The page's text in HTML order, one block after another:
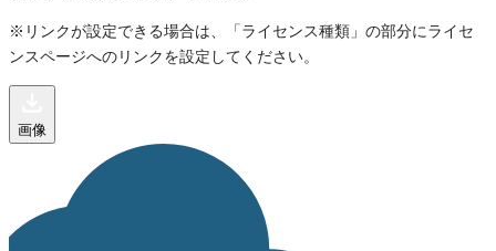
※リンクが設定できる場合は、「ライセンス種類」の部分にライセ
ンスページへのリンクを設定してください。
画像